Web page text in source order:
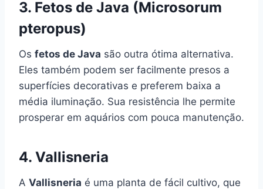
3. Fetos de Java (Microsorum
pteropus)
Os fetos de Java são outra ótima alternativa.
Eles também podem ser facilmente presos a
superfícies decorativas e preferem baixa a
média iluminação. Sua resistência lhe permite
prosperar em aquários com pouca manutenção.
4. Vallisneria
A Vallisneria é uma planta de fácil cultivo, que